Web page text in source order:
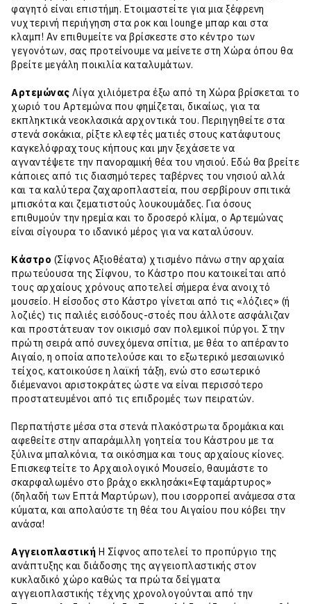
φαγητό είναι επιστήμη. Ετοιμαστείτε για μια ξέφρενη
νυχτερινή περιήγηση στα ροκ και lounge μπαρ και στα
κλαμπ! Αν επιθυμείτε να βρίσκεστε στο κέντρο των
γεγονότων, σας προτείνουμε να μείνετε στη Χώρα όπου θα
βρείτε μεγάλη ποικιλία καταλυμάτων.
Αρτεμώνας Λίγα χιλιόμετρα έξω από τη Χώρα βρίσκεται το
χωριό του Αρτεμώνα που φημίζεται, δικαίως, για τα
εκπληκτικά νεοκλασικά αρχοντικά του. Περιηγηθείτε στα
στενά σοκάκια, ρίξτε κλεφτές ματιές στους κατάφυτους
καγκελόφραχτους κήπους και μην ξεχάσετε να
αγναντέψετε την πανοραμική θέα του νησιού. Εδώ θα βρείτε
κάποιες από τις διασημότερες ταβέρνες του νησιού αλλά
και τα καλύτερα ζαχαροπλαστεία, που σερβίρουν σπιτικά
μπισκότα και ζεματιστούς λουκουμάδες. Για όσους
επιθυμούν την ηρεμία και το δροσερό κλίμα, ο Αρτεμώνας
είναι σίγουρα το ιδανικό μέρος για να καταλύσουν.
Κάστρο (Σίφνος Αξιοθέατα) χτισμένο πάνω στην αρχαία
πρωτεύουσα της Σίφνου, το Κάστρο που κατοικείται από
τους αρχαίους χρόνους αποτελεί σήμερα ένα ανοιχτό
μουσείο. Η είσοδος στο Κάστρο γίνεται από τις «λόζιες» (ή
λοζιές) τις παλιές εισόδους-στοές που άλλοτε ασφάλιζαν
και προστάτευαν τον οικισμό σαν πολεμικοί πύργοι. Στην
πρώτη σειρά από συνεχόμενα σπίτια, με θέα το απέραντο
Αιγαίο, η οποία αποτελούσε και το εξωτερικό μεσαιωνικό
τείχος, κατοικούσε η λαϊκή τάξη, ενώ στο εσωτερικό
διέμενανοι αριστοκράτες ώστε να είναι περισσότερο
προστατευμένοι από τις επιδρομές των πειρατών.
Περπατήστε μέσα στα στενά πλακόστρωτα δρομάκια και
αφεθείτε στην απαράμιλλη γοητεία του Κάστρου με τα
ξύλινα μπαλκόνια, τα οικόσημα και τους αρχαίους κίονες.
Επισκεφτείτε το Αρχαιολογικό Μουσείο, θαυμάστε το
σκαρφαλωμένο στο βράχο εκκλησάκι«Εφταμάρτυρος»
(δηλαδή των Επτά Μαρτύρων), που ισορροπεί ανάμεσα στα
κύματα, και απολαύστε τη θέα του Αιγαίου που κόβει την
ανάσα!
Αγγειοπλαστική Η Σίφνος αποτελεί το προπύργιο της
ανάπτυξης και διάδοσης της αγγειοπλαστικής στον
κυκλαδικό χώρο καθώς τα πρώτα δείγματα
αγγειοπλαστικής τέχνης χρονολογούνται από την